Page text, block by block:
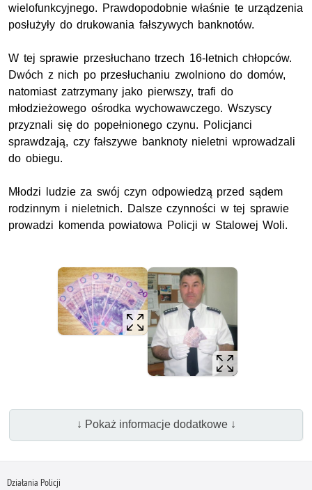
wielofunkcyjnego. Prawdopodobnie właśnie te urządzenia
posłużyły do drukowania fałszywych banknotów.
W tej sprawie przesłuchano trzech 16-letnich chłopców.
Dwóch z nich po przesłuchaniu zwolniono do domów,
natomiast zatrzymany jako pierwszy, trafi do
młodzieżowego ośrodka wychowawczego. Wszyscy
przyznali się do popełnionego czynu. Policjanci
sprawdzają, czy fałszywe banknoty nieletni wprowadzali
do obiegu.
Młodzi ludzie za swój czyn odpowiedzą przed sądem
rodzinnym i nieletnich. Dalsze czynności w tej sprawie
prowadzi komenda powiatowa Policji w Stalowej Woli.
↓ Pokaż informacje dodatkowe ↓
Działania Policji